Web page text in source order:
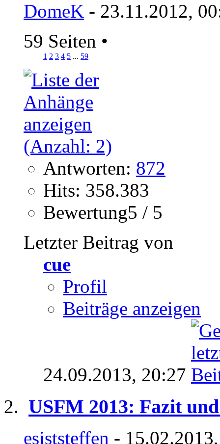
DomeK - 23.11.2012,
59 Seiten •
1 2 3 4 5 ... 59
Antworten: 872
Hits: 358.383
Bewertung5 / 5
Letzter Beitrag von
cue
Profil
Beiträge anzeigen
24.09.2013, 20:27
USFM 2013: Fazit
esiststeffen -